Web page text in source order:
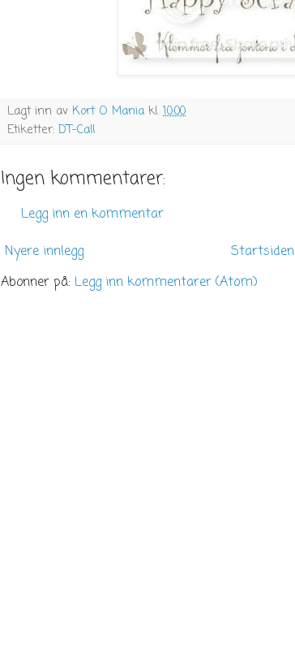
Lagt inn av Kort O Mania kl. 10:00
Etiketter: DT-Call
Ingen kommentarer:
Legg inn en kommentar
Nyere innlegg
Startsiden
Abonner på: Legg inn kommentarer (Atom)